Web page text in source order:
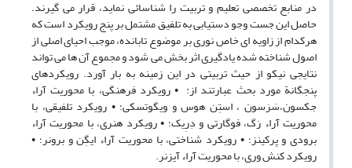
در منابع تخصصی تعلیم و تربیت را شناسائی نماید، قرار می گیرند.
حاصل این جست وجو دستیابی به تلفیق مشتمل بر پنج رویکرد است که
هرکدام از زاویه ای خاص نوری بر موضوع تابانده، موجب احیای اصلی از
اصول شناخته شده یادگیری اثر بخش می شود و مجموع آن ها می تواند
نتایجی نیکو از حیث تربیتی در این زمینه به بار آورد. رویکردهای
پنجگانة مورد بحث عبارتند از: • رویکرد فرهنگی، با محوریت آراء
جکسون،سَرَسون ، استِن هوس و ویگوتسکی؛ • رویکرد تلفیقی، با
محوریت آراء رَگ، فوگارتی و دِرِیک؛ • رویکرد هنری، با محوریت آراء
برودی و پرکینز؛ • رویکرد شناختی، با محوریت آراء ایگِن و برونر؛ •
رویکرد کنش وری، با محوریت آراء آیزنر.